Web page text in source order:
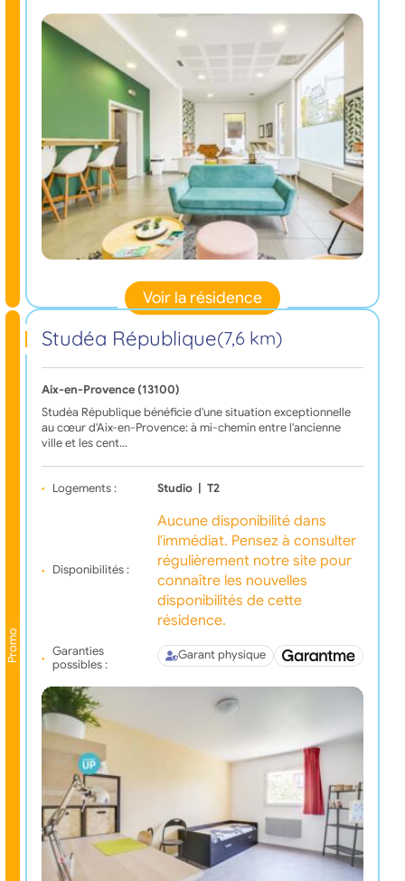
Voir la résidence
Promo
Studéa République(7,6 km)
Aix-en-Provence (13100)
Studéa République bénéficie d'une situation exceptionnelle
au cœur d'Aix-en-Provence: à mi-chemin entre l'ancienne
ville et les cent…
Logements : Studio T2
Disponibilités :
Aucune disponibilité dans
l'immédiat. Pensez à consulter
régulièrement notre site pour
connaître les nouvelles
disponibilités de cette
résidence.
Garanties
possibles :
Garant physique